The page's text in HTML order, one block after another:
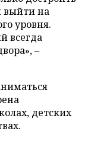
выйти на
уровня.
всегда
–
детских